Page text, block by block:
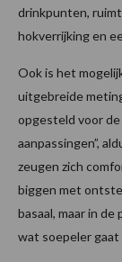
drinkpunten,
hokverrijking en
Ook is het
uitgebreide
opgesteld voor de
aanpassingen”,
zeugen zich
biggen met
basaal, maar in
wat soepeler